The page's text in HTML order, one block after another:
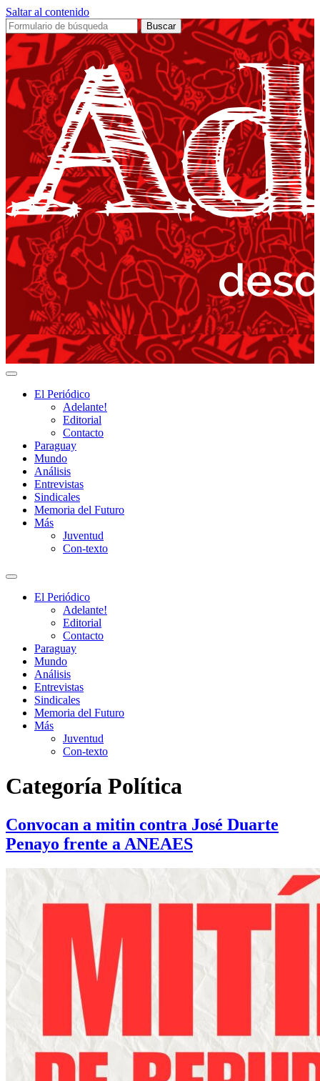
Saltar al contenido
Buscar:
Adelante!
El Periódico
Adelante!
Editorial
Contacto
Paraguay
Mundo
Análisis
Entrevistas
Sindicales
Memoria del Futuro
Más
Juventud
Con-texto
Alternar
campoEl Periódico
Adelante!
Editorial
Contacto
Paraguay
Mundo
Análisis
Entrevistas
Sindicales
Memoria del Futuro
Más
Juventud
Con-texto
Categoría Política
Convocan a mitin contra José Duarte
Penayo frente a ANEAES